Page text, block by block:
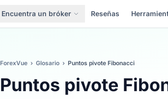
Encuentra un bróker Reseñas
ForexVue › Glosario › Puntos pivote Fibonacci
Puntos pivote